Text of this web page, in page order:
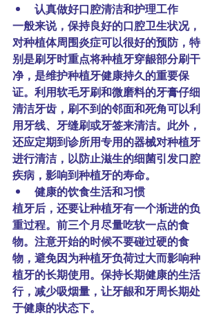
认真做好口腔清洁和护理工作
一般来说，保持良好的口腔卫生状况，
对种植体周围炎症可以很好的预防，特
别是刷牙时重点将种植牙穿龈部分刷干
净，是维护种植牙健康持久的重要保
证。利用软毛牙刷和微磨料的牙膏仔细
清洁牙齿，刷不到的邻面和死角可以利
用牙线、牙缝刷或牙签来清洁。此外，
还应定期到诊所用专用的器械对种植牙
进行清洁，以防止滋生的细菌引发口腔
疾病，影响到种植牙的寿命。
健康的饮食生活和习惯
植牙后，还要让种植牙有一个渐进的负
重过程。前三个月尽量吃软一点的食
物。注意开始的时候不要碰过硬的食
物，避免因为种植牙负荷过大而影响种
植牙的长期使用。保持长期健康的生活
行，减少吸烟量，让牙龈和牙周长期处
于健康的状态下。